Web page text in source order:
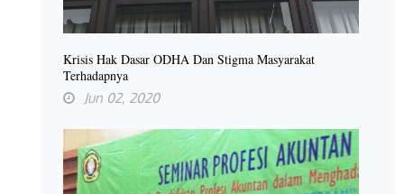
Krisis Hak Dasar ODHA Dan Stigma Masyarakat
Terhadapnya
Jun 02, 2020